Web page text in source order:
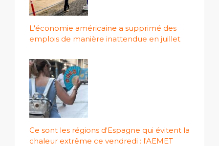
L'économie américaine a supprimé des
emplois de manière inattendue en juillet
Ce sont les régions d'Espagne qui évitent la
chaleur extrême ce vendredi : l'AEMET